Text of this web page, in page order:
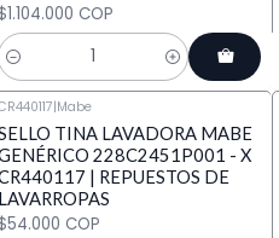
COP
|Mabe
TINA LAVADORA MABE
228C2451P001 - X
| REPUESTOS DE
COP